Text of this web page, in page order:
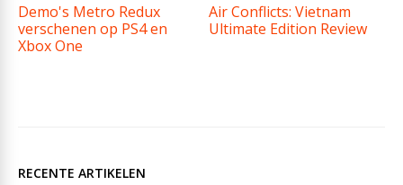
Demo's Metro Redux
verschenen op PS4 en
Xbox One
Air Conflicts: Vietnam
Ultimate Edition Review
RECENTE ARTIKELEN